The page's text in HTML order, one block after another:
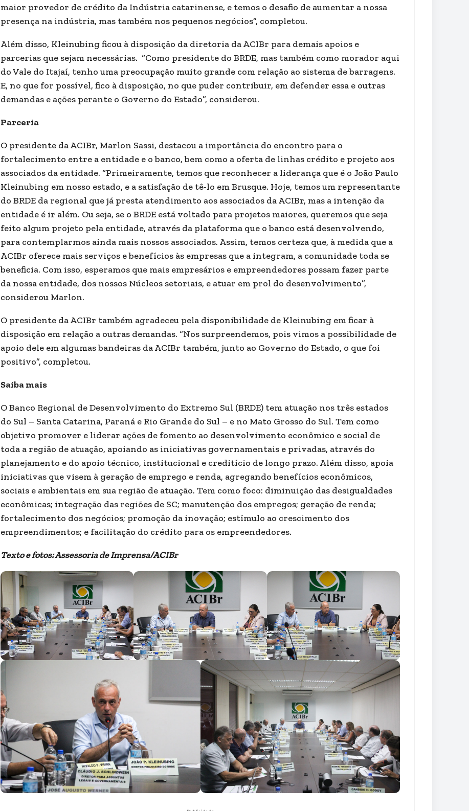
maior provedor de crédito da Indústria catarinense, e temos o desafio de aumentar a nossa
presença na indústria, mas também nos pequenos negócios”, completou.
Além disso, Kleinubing ficou à disposição da diretoria da ACIBr para demais apoios e
parcerias que sejam necessárias. “Como presidente do BRDE, mas também como morador aqui
do Vale do Itajaí, tenho uma preocupação muito grande com relação ao sistema de barragens.
E, no que for possível, fico à disposição, no que puder contribuir, em defender essa e outras
demandas e ações perante o Governo do Estado”, considerou.
Parceria
O presidente da ACIBr, Marlon Sassi, destacou a importância do encontro para o
fortalecimento entre a entidade e o banco, bem como a oferta de linhas crédito e projeto aos
associados da entidade. “Primeiramente, temos que reconhecer a liderança que é o João Paulo
Kleinubing em nosso estado, e a satisfação de tê-lo em Brusque. Hoje, temos um representante
do BRDE da regional que já presta atendimento aos associados da ACIBr, mas a intenção da
entidade é ir além. Ou seja, se o BRDE está voltado para projetos maiores, queremos que seja
feito algum projeto pela entidade, através da plataforma que o banco está desenvolvendo,
para contemplarmos ainda mais nossos associados. Assim, temos certeza que, à medida que a
ACIBr oferece mais serviços e benefícios às empresas que a integram, a comunidade toda se
beneficia. Com isso, esperamos que mais empresários e empreendedores possam fazer parte
da nossa entidade, dos nossos Núcleos setoriais, e atuar em prol do desenvolvimento”,
considerou Marlon.
O presidente da ACIBr também agradeceu pela disponibilidade de Kleinubing em ficar à
disposição em relação a outras demandas. “Nos surpreendemos, pois vimos a possibilidade de
apoio dele em algumas bandeiras da ACIBr também, junto ao Governo do Estado, o que foi
positivo”, completou.
Saiba mais
O Banco Regional de Desenvolvimento do Extremo Sul (BRDE) tem atuação nos três estados
do Sul – Santa Catarina, Paraná e Rio Grande do Sul – e no Mato Grosso do Sul. Tem como
objetivo promover e liderar ações de fomento ao desenvolvimento econômico e social de
toda a região de atuação, apoiando as iniciativas governamentais e privadas, através do
planejamento e do apoio técnico, institucional e creditício de longo prazo. Além disso, apoia
iniciativas que visem à geração de emprego e renda, agregando benefícios econômicos,
sociais e ambientais em sua região de atuação. Tem como foco: diminuição das desigualdades
econômicas; integração das regiões de SC; manutenção dos empregos; geração de renda;
fortalecimento dos negócios; promoção da inovação; estímulo ao crescimento dos
empreendimentos; e facilitação do crédito para os empreendedores.
Texto e fotos: Assessoria de Imprensa/ACIBr